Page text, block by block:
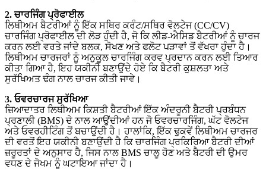
2. ਚਾਰਜਿੰਗ ਪ੍ਰੋਫਾਈਲ
ਲਿਥੀਅਮ ਬੈਟਰੀਆਂ ਨੂੰ ਇੱਕ ਸਥਿਰ ਕਰੰਟ/ਸਥਿਰ ਵੋਲਟੇਜ (CC/CV)
ਚਾਰਜਿੰਗ ਪ੍ਰੋਫਾਈਲ ਦੀ ਲੋੜ ਹੁੰਦੀ ਹੈ, ਜੋ ਕਿ ਲੀਡ-ਐਸਿਡ ਬੈਟਰੀਆਂ ਨੂੰ ਚਾਰਜ
ਕਰਨ ਲਈ ਵਰਤੇ ਜਾਂਦੇ ਬਲਕ, ਸੋਖਣ ਅਤੇ ਫਲੋਟ ਪੜਾਵਾਂ ਤੋਂ ਵੱਖਰਾ ਹੁੰਦਾ ਹੈ।
ਲਿਥੀਅਮ ਚਾਰਜਰਾਂ ਨੂੰ ਅਨੁਕੂਲ ਚਾਰਜਿੰਗ ਕਰਵ ਪ੍ਰਦਾਨ ਕਰਨ ਲਈ ਤਿਆਰ
ਕੀਤਾ ਗਿਆ ਹੈ, ਇਹ ਯਕੀਨੀ ਬਣਾਉਂਦੇ ਹੋਏ ਕਿ ਬੈਟਰੀ ਕੁਸ਼ਲਤਾ ਅਤੇ
ਸੁਰੱਖਿਅਤ ਢੰਗ ਨਾਲ ਚਾਰਜ ਕੀਤੀ ਜਾਵੇ।
3. ਓਵਰਚਾਰਜ ਸੁਰੱਖਿਆ
ਜ਼ਿਆਦਾਤਰ ਲਿਥੀਅਮ ਕਿਸ਼ਤੀ ਬੈਟਰੀਆਂ ਇੱਕ ਅੰਦਰੂਨੀ ਬੈਟਰੀ ਪ੍ਰਬੰਧਨ
ਪ੍ਰਣਾਲੀ (BMS) ਦੇ ਨਾਲ ਆਉਂਦੀਆਂ ਹਨ ਜੋ ਓਵਰਚਾਰਜਿੰਗ, ਘੱਟ ਵੋਲਟੇਜ
ਅਤੇ ਓਵਰਹੀਟਿੰਗ ਤੋਂ ਬਚਾਉਂਦੀ ਹੈ। ਹਾਲਾਂਕਿ, ਇੱਕ ਢੁਕਵੇਂ ਲਿਥੀਅਮ ਚਾਰਜਰ
ਦੀ ਵਰਤੋਂ ਇਹ ਯਕੀਨੀ ਬਣਾਉਂਦੀ ਹੈ ਕਿ ਚਾਰਜਿੰਗ ਪ੍ਰਕਿਰਿਆ ਬੈਟਰੀ ਦੀਆਂ
ਜ਼ਰੂਰਤਾਂ ਦੇ ਅਨੁਸਾਰ ਹੈ, ਜਿਸ ਨਾਲ BMS ਚਾਲੂ ਹੋਣ ਅਤੇ ਬੈਟਰੀ ਦੀ ਉਮਰ
ਵਧਣ ਦੇ ਜੋਖਮ ਨੂੰ ਘਟਾਇਆ ਜਾਂਦਾ ਹੈ।